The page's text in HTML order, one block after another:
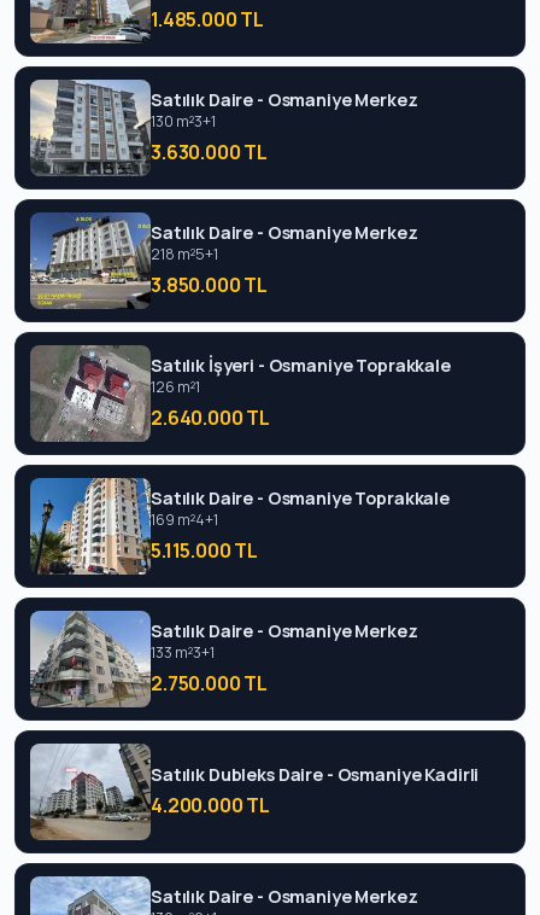
1.485.000 TL
Satılık Daire - Osmaniye Merkez
130 m²3+1
3.630.000 TL
Satılık Daire - Osmaniye Merkez
218 m²5+1
3.850.000 TL
Satılık İşyeri - Osmaniye Toprakkale
126 m²1
2.640.000 TL
Satılık Daire - Osmaniye Toprakkale
169 m²4+1
5.115.000 TL
Satılık Daire - Osmaniye Merkez
133 m²3+1
2.750.000 TL
Satılık Dubleks Daire - Osmaniye Kadirli
4.200.000 TL
Satılık Daire - Osmaniye Merkez